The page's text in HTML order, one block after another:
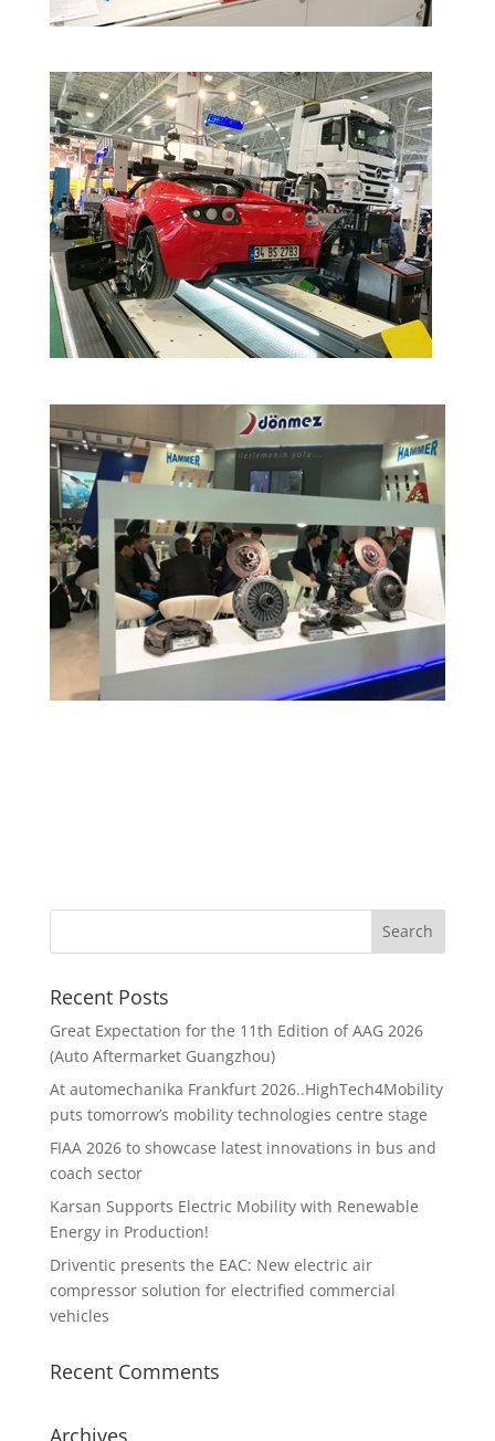
Recent Posts
Great Expectation for the 11th Edition of AAG 2026
(Auto Aftermarket Guangzhou)
At automechanika Frankfurt 2026..HighTech4Mobility
puts tomorrow’s mobility technologies centre stage
FIAA 2026 to showcase latest innovations in bus and
coach sector
Karsan Supports Electric Mobility with Renewable
Energy in Production!
Driventic presents the EAC: New electric air
compressor solution for electrified commercial
vehicles
Recent Comments
Archives